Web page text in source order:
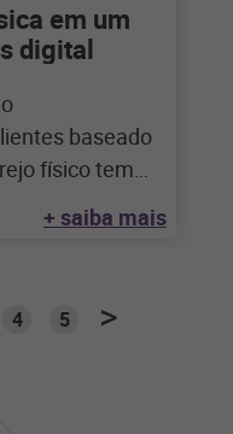
em um
digital
baseado
físico tem
+ saiba mais
4 5